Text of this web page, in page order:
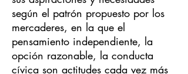
según el patrón propuesto por los
mercaderes, en la que el
pensamiento independiente, la
opción razonable, la conducta
cívica son actitudes cada vez más